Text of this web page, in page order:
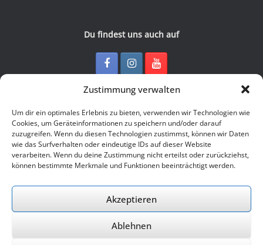
Zustimmung verwalten
Um dir ein optimales Erlebnis zu bieten, verwenden wir Technologien wie
Cookies, um Geräteinformationen zu speichern und/oder darauf
zuzugreifen. Wenn du diesen Technologien zustimmst, können wir Daten
wie das Surfverhalten oder eindeutige IDs auf dieser Website
verarbeiten. Wenn du deine Zustimmung nicht erteilst oder zurückziehst,
können bestimmte Merkmale und Funktionen beeinträchtigt werden.
Akzeptieren
Ablehnen
Du findest uns auch auf
Kontakt
Junge Presse Niedersachsen e.V.
Rückertstraße 10
30169 Hannover
© 2026 Junge Presse Niedersachsen e.V.